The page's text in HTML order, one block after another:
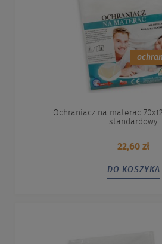
Ochraniacz na materac
standardowy
22,60 zł
DO KOSZYKA